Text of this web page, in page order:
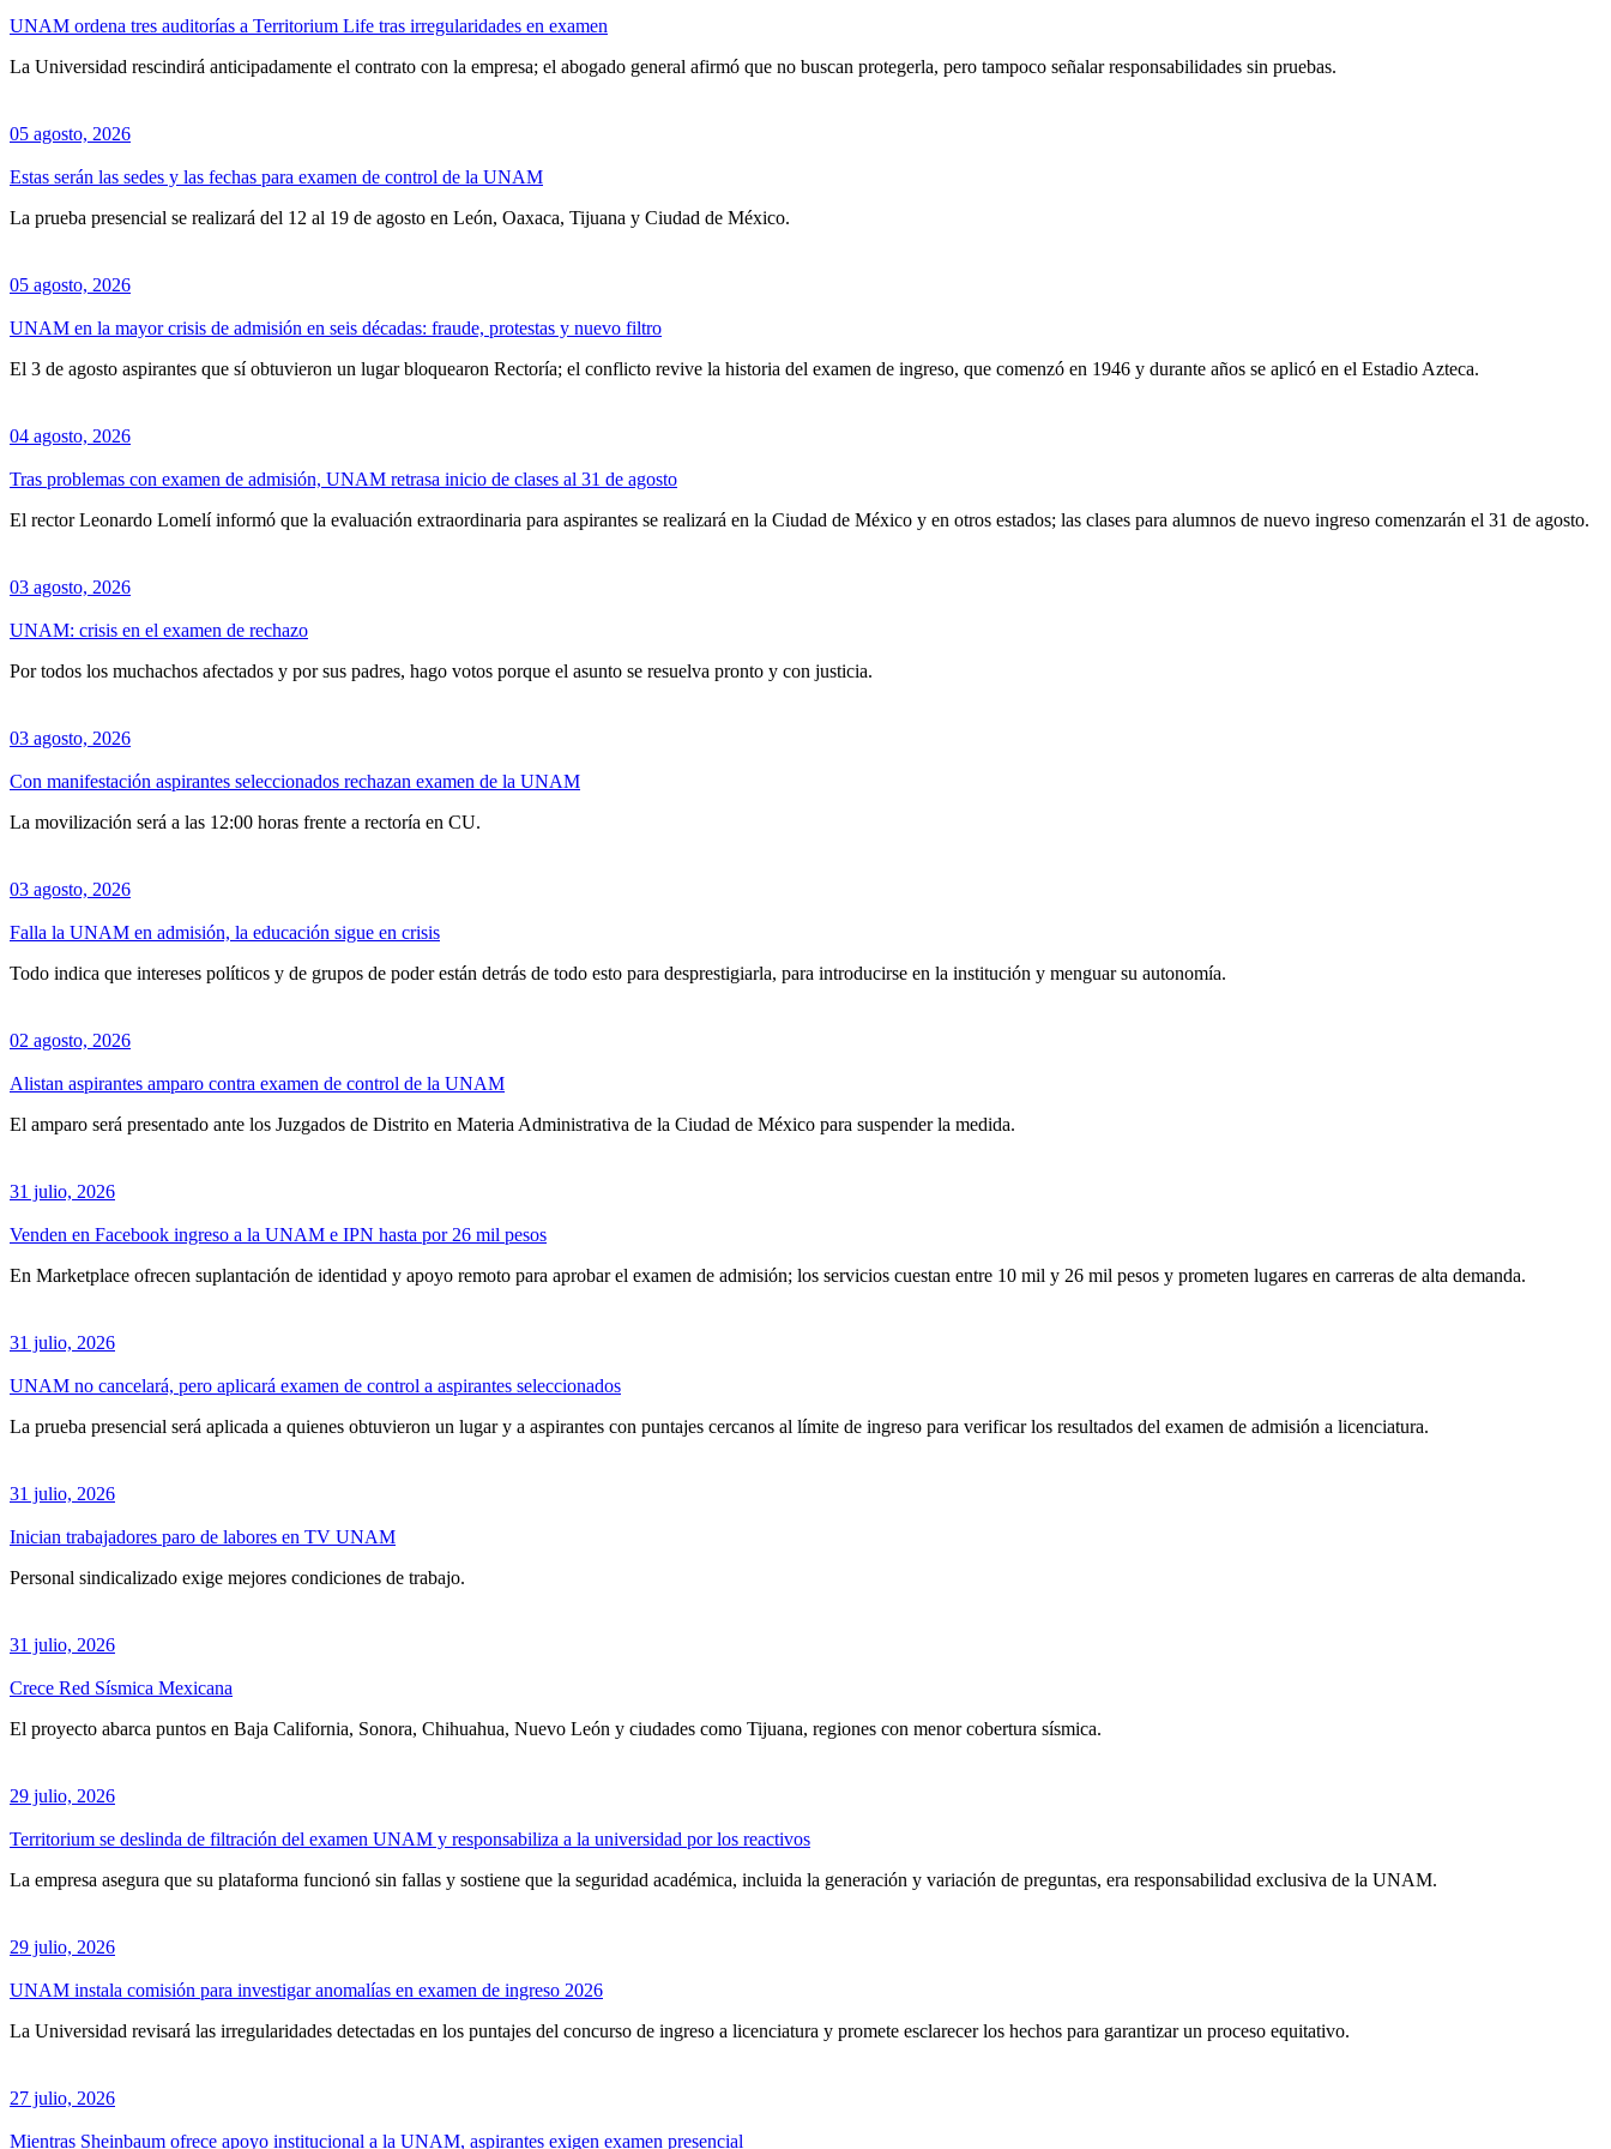
UNAM ordena tres auditorías a Territorium Life tras irregularidades en examen
La Universidad rescindirá anticipadamente el contrato con la empresa; el abogado general afirmó que no buscan protegerla, pero tampoco señalar responsabilidades sin pruebas.
05 agosto, 2026
Estas serán las sedes y las fechas para examen de control de la UNAM
La prueba presencial se realizará del 12 al 19 de agosto en León, Oaxaca, Tijuana y Ciudad de México.
05 agosto, 2026
UNAM en la mayor crisis de admisión en seis décadas: fraude, protestas y nuevo filtro
El 3 de agosto aspirantes que sí obtuvieron un lugar bloquearon Rectoría; el conflicto revive la historia del examen de ingreso, que comenzó en 1946 y durante años se aplicó en el Estadio Azteca.
04 agosto, 2026
Tras problemas con examen de admisión, UNAM retrasa inicio de clases al 31 de agosto
El rector Leonardo Lomelí informó que la evaluación extraordinaria para aspirantes se realizará en la Ciudad de México y en otros estados; las clases para alumnos de nuevo ingreso comenzarán el 31 de agosto.
03 agosto, 2026
UNAM: crisis en el examen de rechazo
Por todos los muchachos afectados y por sus padres, hago votos porque el asunto se resuelva pronto y con justicia.
03 agosto, 2026
Con manifestación aspirantes seleccionados rechazan examen de la UNAM
La movilización será a las 12:00 horas frente a rectoría en CU.
03 agosto, 2026
Falla la UNAM en admisión, la educación sigue en crisis
Todo indica que intereses políticos y de grupos de poder están detrás de todo esto para desprestigiarla, para introducirse en la institución y menguar su autonomía.
02 agosto, 2026
Alistan aspirantes amparo contra examen de control de la UNAM
El amparo será presentado ante los Juzgados de Distrito en Materia Administrativa de la Ciudad de México para suspender la medida.
31 julio, 2026
Venden en Facebook ingreso a la UNAM e IPN hasta por 26 mil pesos
En Marketplace ofrecen suplantación de identidad y apoyo remoto para aprobar el examen de admisión; los servicios cuestan entre 10 mil y 26 mil pesos y prometen lugares en carreras de alta demanda.
31 julio, 2026
UNAM no cancelará, pero aplicará examen de control a aspirantes seleccionados
La prueba presencial será aplicada a quienes obtuvieron un lugar y a aspirantes con puntajes cercanos al límite de ingreso para verificar los resultados del examen de admisión a licenciatura.
31 julio, 2026
Inician trabajadores paro de labores en TV UNAM
Personal sindicalizado exige mejores condiciones de trabajo.
31 julio, 2026
Crece Red Sísmica Mexicana
El proyecto abarca puntos en Baja California, Sonora, Chihuahua, Nuevo León y ciudades como Tijuana, regiones con menor cobertura sísmica.
29 julio, 2026
Territorium se deslinda de filtración del examen UNAM y responsabiliza a la universidad por los reactivos
La empresa asegura que su plataforma funcionó sin fallas y sostiene que la seguridad académica, incluida la generación y variación de preguntas, era responsabilidad exclusiva de la UNAM.
29 julio, 2026
UNAM instala comisión para investigar anomalías en examen de ingreso 2026
La Universidad revisará las irregularidades detectadas en los puntajes del concurso de ingreso a licenciatura y promete esclarecer los hechos para garantizar un proceso equitativo.
27 julio, 2026
Mientras Sheinbaum ofrece apoyo institucional a la UNAM, aspirantes exigen examen presencial